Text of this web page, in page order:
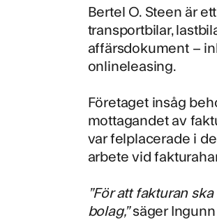
Bertel O. Steen är
transportbilar,
affärsdokument –
onlineleasing.
Företaget insåg
mottagandet av
var felplacerade i
arbete vid
”För att fakturan
bolag,”säger